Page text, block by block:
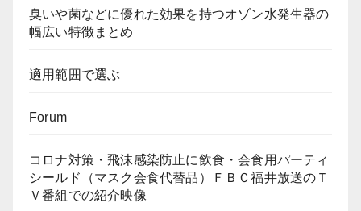
臭いや菌などに優れた効果を持つオゾン水発生器の
幅広い特徴まとめ
適用範囲で選ぶ
Forum
コロナ対策・飛沫感染防止に飲食・会食用パーティ
シールド（マスク会食代替品）ＦＢＣ福井放送のＴ
Ｖ番組での紹介映像